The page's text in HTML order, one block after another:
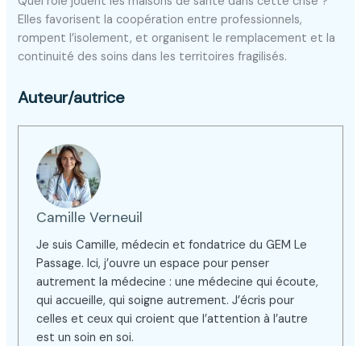
Elles favorisent la coopération entre professionnels,
rompent l’isolement, et organisent le remplacement et la
continuité des soins dans les territoires fragilisés.
Auteur/autrice
Camille Verneuil
Je suis Camille, médecin et fondatrice du GEM Le
Passage. Ici, j’ouvre un espace pour penser
autrement la médecine : une médecine qui écoute,
qui accueille, qui soigne autrement. J’écris pour
celles et ceux qui croient que l’attention à l’autre
est un soin en soi.